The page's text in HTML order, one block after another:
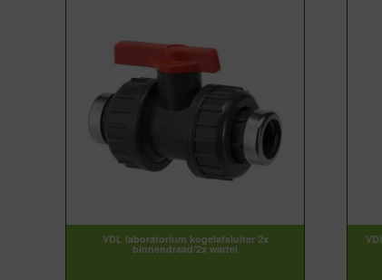
VDL laboratorium kogelafsluiter 2x
binnendraad/2x wartel